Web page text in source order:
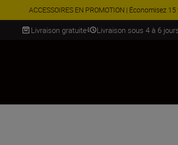
Livraison gratuite Livraison sous 4 à 6